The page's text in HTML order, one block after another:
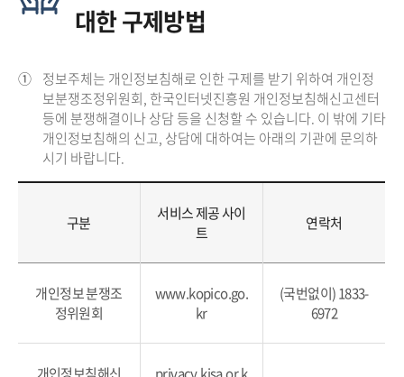
대한 구제방법
① 정보주체는 개인정보침해로 인한 구제를 받기 위하여 개인정
보분쟁조정위원회, 한국인터넷진흥원 개인정보침해신고센터
등에 분쟁해결이나 상담 등을 신청할 수 있습니다. 이 밖에 기타
개인정보침해의 신고, 상담에 대하여는 아래의 기관에 문의하
시기 바랍니다.
구분
서비스 제공 사이
트
연락처
개인정보 분쟁조
정위원회
www.kopico.go.
kr
(국번없이) 1833-
6972
개인정보침해신 privacy.kisa.or.k